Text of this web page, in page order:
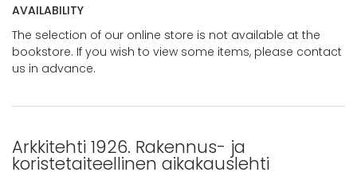
AVAILABILITY
The selection of our online store is not available at the
bookstore. If you wish to view some items, please contact
us in advance.
Arkkitehti 1926. Rakennus- ja
koristetaiteellinen aikakauslehti